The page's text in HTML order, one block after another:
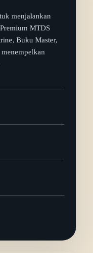
menjalankan
MTDS
Buku Master,